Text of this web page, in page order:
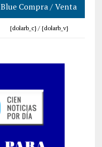
Blue Compra / Venta
{dolarb_c} / {dolarb_v}